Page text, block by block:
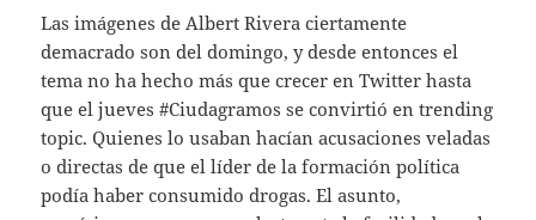
Las imágenes de Albert Rivera ciertamente
demacrado son del domingo, y desde entonces el
tema no ha hecho más que crecer en Twitter hasta
que el jueves #Ciudagramos se convirtió en trending
topic. Quienes lo usaban hacían acusaciones veladas
o directas de que el líder de la formación política
podía haber consumido drogas. El asunto,